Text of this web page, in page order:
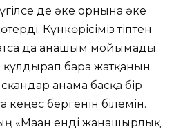
де әке орнына әке
Күнкөрісіміз тіптен
да анашым мойымады.
құлдырап бара жатқанын
анама басқа бір
кеңес бергенін білемін.
«Маған енді жанашырлық